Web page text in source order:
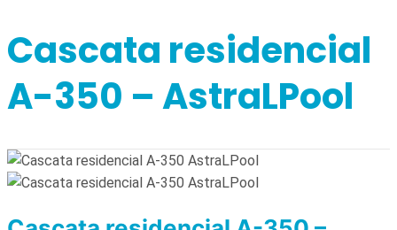
Cascata residencial
A-350 – AstraLPool